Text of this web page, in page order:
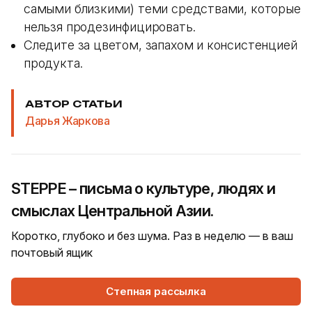
самыми близкими) теми средствами, которые
нельзя продезинфицировать.
Следите за цветом, запахом и консистенцией
продукта.
АВТОР СТАТЬИ
Дарья Жаркова
STEPPE – письма о культуре, людях и
смыслах Центральной Азии.
Коротко, глубоко и без шума. Раз в неделю — в ваш
почтовый ящик
Степная рассылка